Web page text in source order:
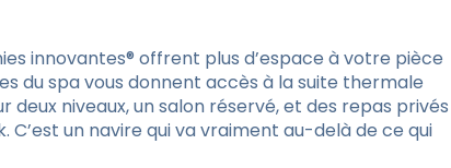
innovantes® offrent plus d’espace à votre pièce
du spa vous donnent accès à la suite thermale
deux niveaux, un salon réservé, et des repas privés
un navire qui va vraiment au-delà de ce qui